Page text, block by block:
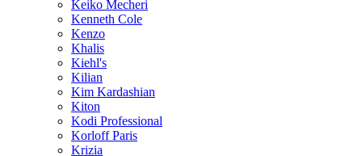
Keiko Mecheri
Kenneth Cole
Kenzo
Khalis
Kiehl's
Kilian
Kim Kardashian
Kiton
Kodi Professional
Korloff Paris
Krizia